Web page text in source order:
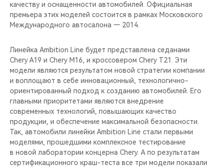
НОВИНКИ
БЛАГОТВОРИТЕЛЬНОСТЬ
CHERY REMOTE
CHERY И СПОРТ
НАШИ МЕРОПРИЯТИЯ
ВИДЕООБЗОРЫ
CHERY ДЛЯ ДЕТЕЙ
качеству и оснащенности автомобилей. Официальная
премьера этих моделей состоится в рамках Московского
Международного автосалона — 2014.
Линейка Ambition Line будет представлена седанами
Chery A19 и Chery M16, и кроссовером Chery T21. Эти
модели являются результатом новой стратегии компании
и воплощают в себе инновационный, технологично-
ориентированный подход к созданию автомобилей. Его
главными приоритетами являются внедрение
современных технологий, повышающих качество
продукции, и обеспечение максимальной безопасности.
Так, автомобили линейки Ambition Line стали первыми
моделями, прошедшими комплексное тестирование
в новой лаборатории концерна Chery. А по результатам
сертификационного краш-теста все три модели показали